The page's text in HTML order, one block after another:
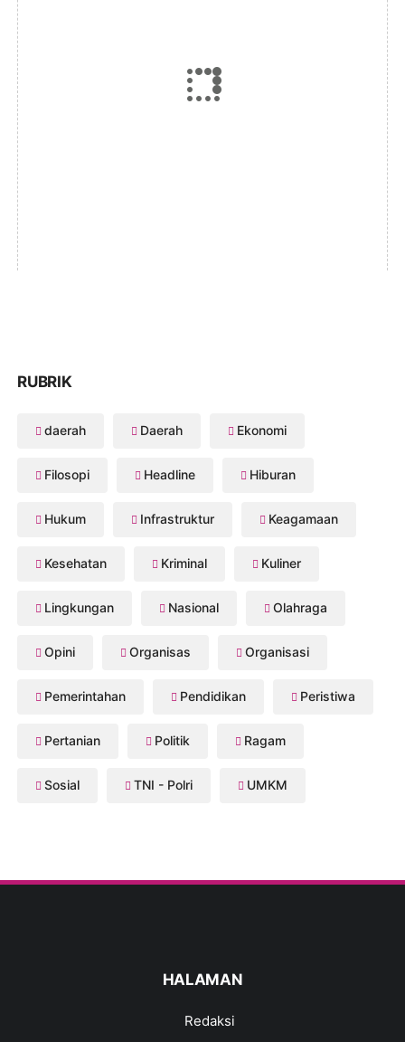
RUBRIK
daerah Daerah Ekonomi
Filosopi Headline Hiburan
Hukum Infrastruktur Keagamaan
Kesehatan Kriminal Kuliner
Lingkungan Nasional Olahraga
Opini Organisas Organisasi
Pemerintahan Pendidikan Peristiwa
Pertanian Politik Ragam
Sosial TNI - Polri UMKM
HALAMAN
Redaksi